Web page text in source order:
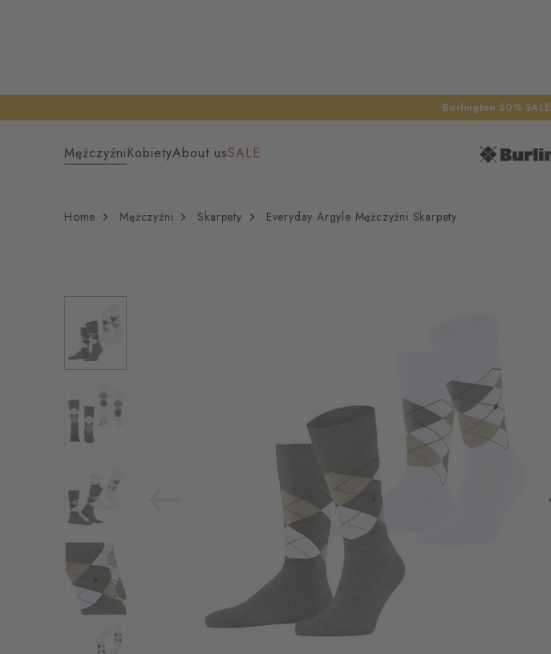
Burlington 50% SALE
MężczyźniKobietyAbout usSALE
Home Mężczyźni Skarpety Everyday Argyle Mężczyźni Skarpety